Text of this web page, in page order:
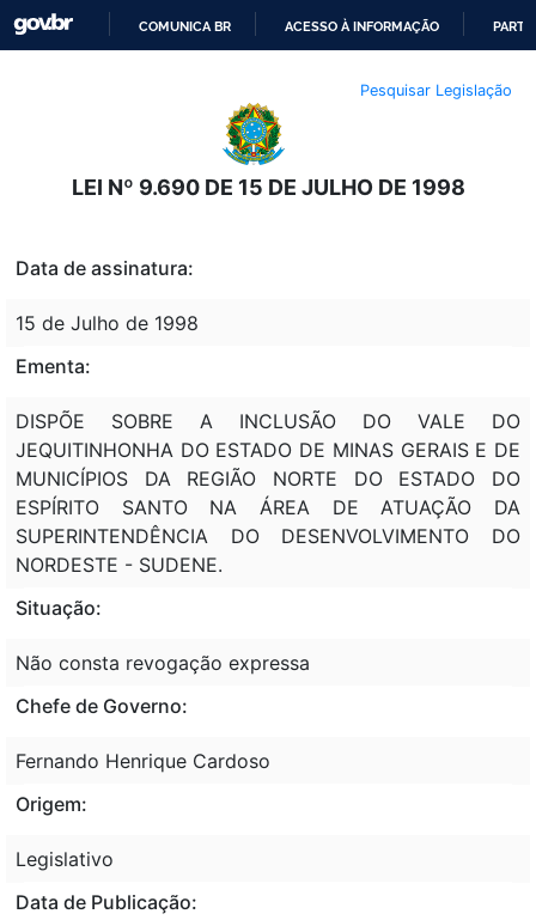
O
CONTEÚDO
COMUNICA BR ACESSO À INFORMAÇÃO
Pesquisar Legislação
LEI Nº 9.690 DE 15 DE JULHO DE 1998
Data de assinatura:
15 de Julho de 1998
Ementa:
DISPÕE SOBRE A INCLUSÃO DO VALE DO
JEQUITINHONHA DO ESTADO DE MINAS GERAIS E DE
MUNICÍPIOS DA REGIÃO NORTE DO ESTADO DO
ESPÍRITO SANTO NA ÁREA DE ATUAÇÃO DA
SUPERINTENDÊNCIA DO DESENVOLVIMENTO DO
NORDESTE - SUDENE.
Situação:
Não consta revogação expressa
Chefe de Governo:
Fernando Henrique Cardoso
Origem:
Legislativo
Data de Publicação: